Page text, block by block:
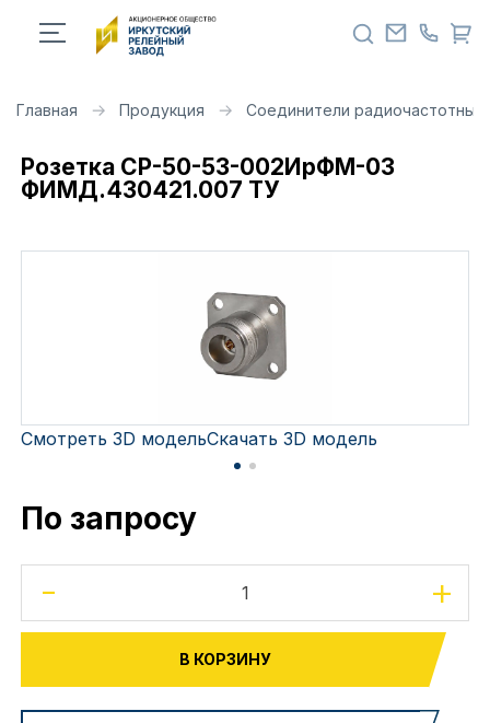
Главная Продукция Соединители радиочастотные
Розетка СР-50-53-002ИрФМ-03
ФИМД.430421.007 ТУ
Смотреть 3D модельСкачать 3D модель
По запросу
- +
В КОРЗИНУ